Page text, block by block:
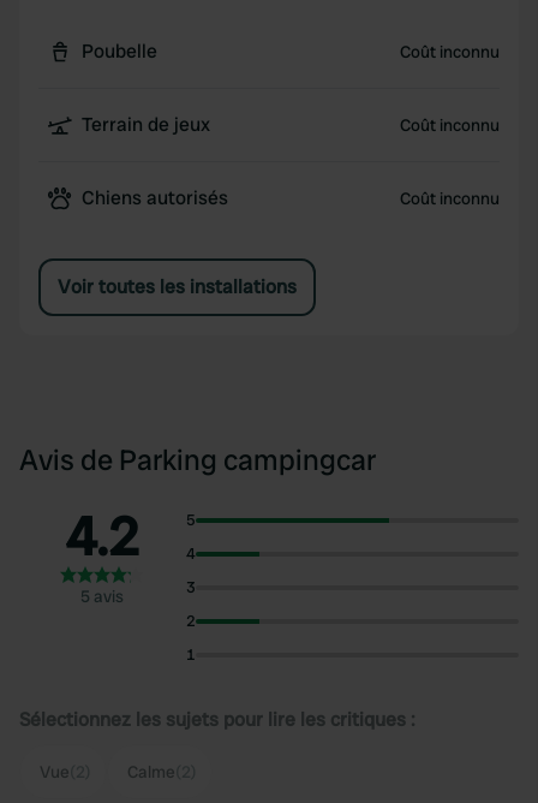
Poubelle Coût inconnu
Terrain de jeux Coût inconnu
Chiens autorisés Coût inconnu
Voir toutes les installations
Avis de Parking campingcar
4.2
5 avis
5
4
3
2
1
Sélectionnez les sujets pour lire les critiques :
Vue Calme